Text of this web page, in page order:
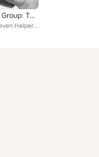
Massage Music Group: The Healing Way, Vol. 2
Various Artists, Steven Halpern, Satori, Jim Bajor, Diana Gazes & The Lighteam, Christopher Knight, Jean-Claude Bensimon, The Ne...